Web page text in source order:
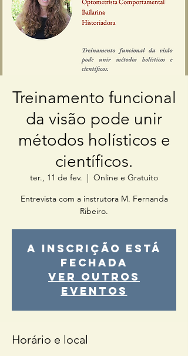
Treinamento funcional
da visão pode unir
métodos holísticos e
científicos.
ter., 11 de fev.
  |
Online e Gratuito
Entrevista com a instrutora M. Fernanda
Ribeiro.
A inscrição está
fechada
Ver outros
eventos
Horário e local